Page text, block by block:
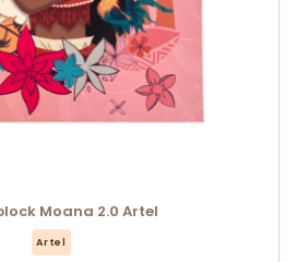
Moana 2.0 Artel
Artel